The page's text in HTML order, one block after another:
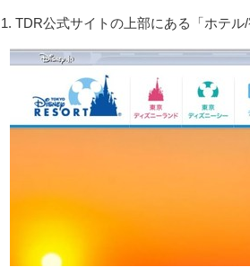
1. TDR公式サイトの上部にある「ホテル